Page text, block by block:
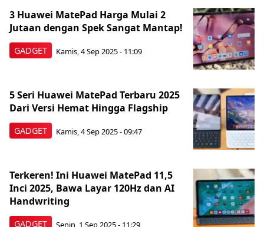
GADGET
3 Huawei MatePad Harga Mulai 2
Jutaan dengan Spek Sangat Mantap!
Kamis, 4 Sep 2025 - 11:09
GADGET
5 Seri Huawei MatePad Terbaru 2025
Dari Versi Hemat Hingga Flagship
Kamis, 4 Sep 2025 - 09:47
GADGET
Terkeren! Ini Huawei MatePad 11,5
Inci 2025, Bawa Layar 120Hz dan AI
Handwriting
Senin, 1 Sep 2025 - 11:29